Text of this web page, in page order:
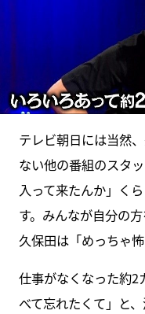
テレビ朝日には当然
ない他の番組のスタ
入って来たんか」く
す。みんなが自分の
久保田は「めっちゃ
仕事がなくなった約2
べて忘れたくて」と